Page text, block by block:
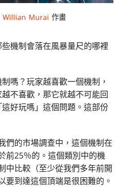
Willian Murai 作畫
機制會落在風暴量尺的哪裡
嗎？玩家越喜歡一個機制，
不喜歡，那它就越不可能回
好玩嗎」這個問題。這部份
們的市場調查中，這個機制在
前25％的。這個類別中的機
中比較（至少從我們多年前開
要到達這個頂端是很困難的。